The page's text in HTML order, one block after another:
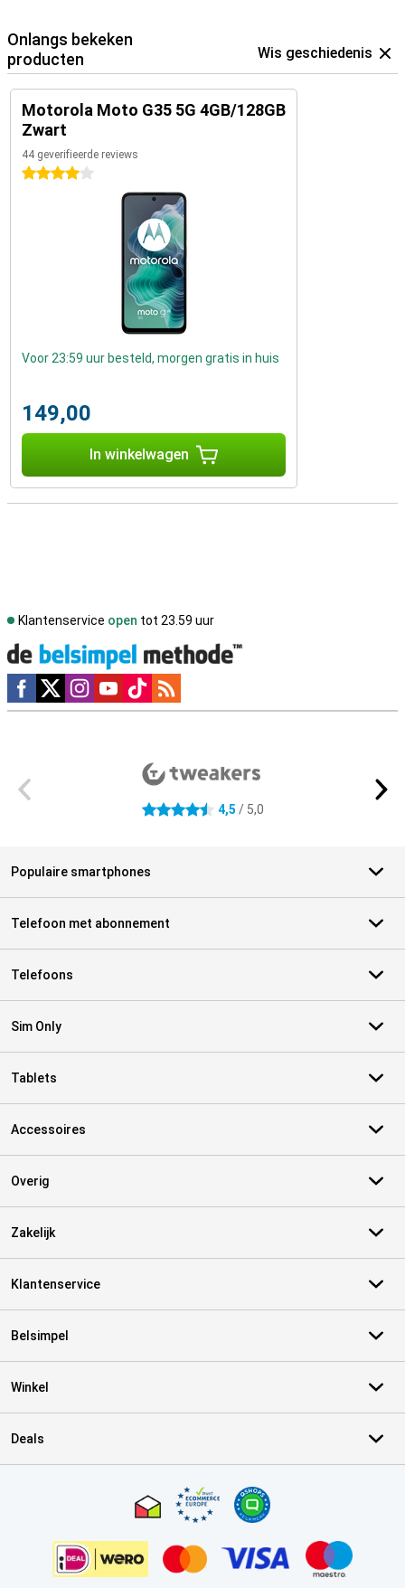
Onlangs bekeken
producten
Wis geschiedenis
Motorola Moto G35 5G 4GB/128GB
Zwart
44 geverifieerde reviews
4 sterren
Voor 23:59 uur besteld, morgen gratis in huis
149,00
In winkelwagen
Klantenservice open tot 23.59 uur
Social media
4.5 sterren 4,5 / 5,0
Populaire smartphones
Telefoon met abonnement
Telefoons
Sim Only
Tablets
Accessoires
Overig
Zakelijk
Klantenservice
Belsimpel
Winkel
Deals